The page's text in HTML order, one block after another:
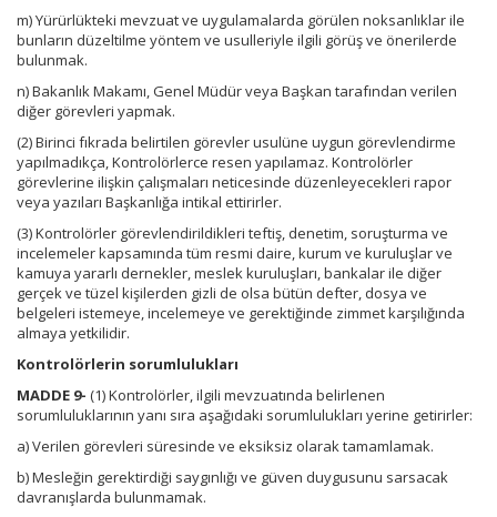
m) Yürürlükteki mevzuat ve uygulamalarda görülen noksanlıklar ile
bunların düzeltilme yöntem ve usulleriyle ilgili görüş ve önerilerde
bulunmak.
n) Bakanlık Makamı, Genel Müdür veya Başkan tarafından verilen
diğer görevleri yapmak.
(2) Birinci fıkrada belirtilen görevler usulüne uygun görevlendirme
yapılmadıkça, Kontrolörlerce resen yapılamaz. Kontrolörler
görevlerine ilişkin çalışmaları neticesinde düzenleyecekleri rapor
veya yazıları Başkanlığa intikal ettirirler.
(3) Kontrolörler görevlendirildikleri teftiş, denetim, soruşturma ve
incelemeler kapsamında tüm resmi daire, kurum ve kuruluşlar ve
kamuya yararlı dernekler, meslek kuruluşları, bankalar ile diğer
gerçek ve tüzel kişilerden gizli de olsa bütün defter, dosya ve
belgeleri istemeye, incelemeye ve gerektiğinde zimmet karşılığında
almaya yetkilidir.
Kontrolörlerin sorumlulukları
MADDE 9- (1) Kontrolörler, ilgili mevzuatında belirlenen
sorumluluklarının yanı sıra aşağıdaki sorumlulukları yerine getirirler:
a) Verilen görevleri süresinde ve eksiksiz olarak tamamlamak.
b) Mesleğin gerektirdiği saygınlığı ve güven duygusunu sarsacak
davranışlarda bulunmamak.